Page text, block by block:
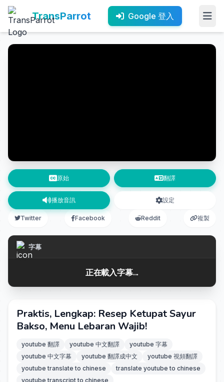
TransParrot Google 登入
原始 翻譯
播放音訊 設定
Twitter Facebook Reddit 複製
字幕
正在載入字幕...
Praktis, Lengkap: Resep Ketupat Sayur
Bakso, Menu Lebaran Wajib!
youtube 翻譯 youtube 中文翻譯
youtube 字幕
youtube 中文字幕
youtube 翻譯成中文
youtube 視頻翻譯
youtube translate to chinese
translate youtube to chinese
youtube transcript to chinese